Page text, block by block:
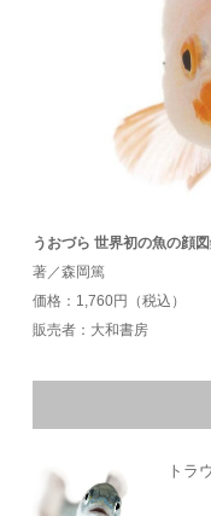
うおづら 世界初の魚の顔
著／森岡篤
価格：1,760円（税込）
販売者：大和書房
トラ